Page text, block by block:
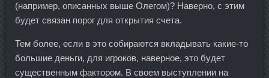
(например, описанных выше Олегом)? Наверно, с этим
будет связан порог для открытия счета.
Тем более, если в это собираются вкладывать какие-то
большие деньги, для игроков, наверное, это будет
существенным фактором. В своем выступлении на